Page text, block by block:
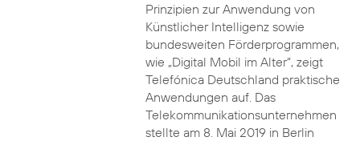
Prinzipien zur Anwendung von
Künstlicher Intelligenz sowie
bundesweiten Förderprogrammen,
wie „Digital Mobil im Alter“, zeigt
Telefónica Deutschland praktische
Anwendungen auf. Das
Telekommunikationsunternehmen
stellte am 8. Mai 2019 in Berlin